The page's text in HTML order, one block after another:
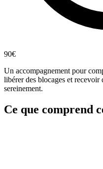
90€
Un accompagnement pour
libérer des blocages et recevoir
sereinement.
Ce que comprend